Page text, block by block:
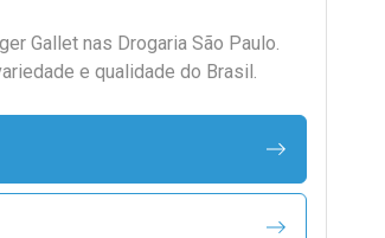
Gallet nas Drogaria São Paulo.
e qualidade do Brasil.